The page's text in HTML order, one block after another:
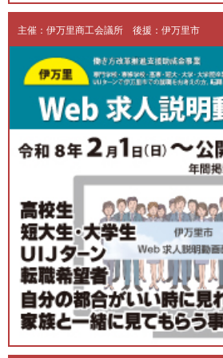
主催：伊万里商工会議所 後援：伊万里市